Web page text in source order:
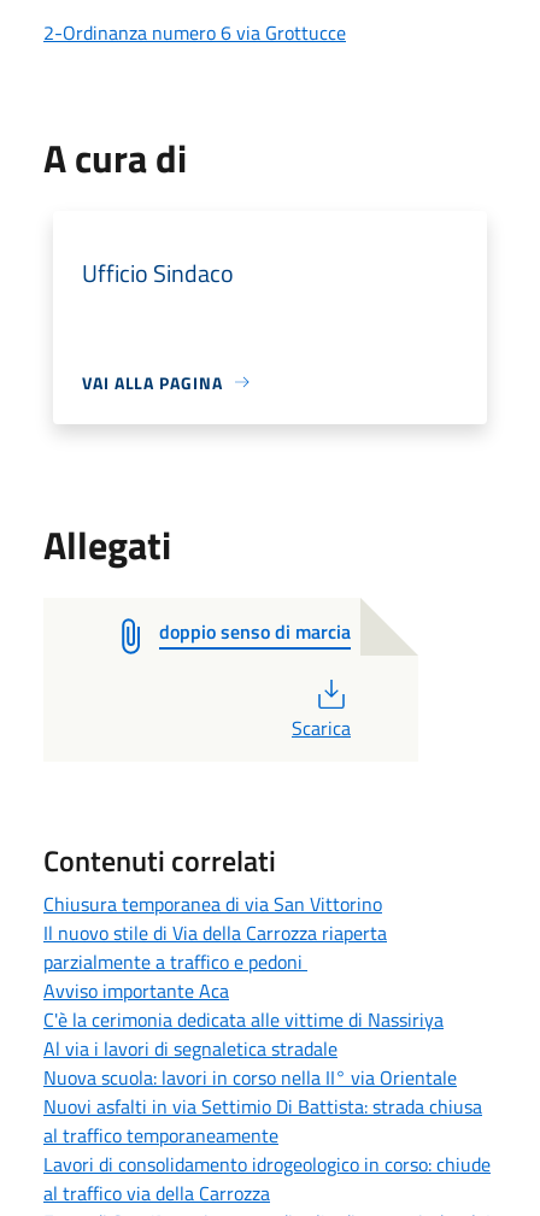
2-Ordinanza numero 6 via Grottucce
A cura di
Ufficio Sindaco
VAI ALLA PAGINA
Allegati
doppio senso di marcia
Scarica
Contenuti correlati
Chiusura temporanea di via San Vittorino
Il nuovo stile di Via della Carrozza riaperta
parzialmente a traffico e pedoni
Avviso importante Aca
C'è la cerimonia dedicata alle vittime di Nassiriya
Al via i lavori di segnaletica stradale
Nuova scuola: lavori in corso nella II° via Orientale
Nuovi asfalti in via Settimio Di Battista: strada chiusa
al traffico temporaneamente
Lavori di consolidamento idrogeologico in corso: chiude
al traffico via della Carrozza